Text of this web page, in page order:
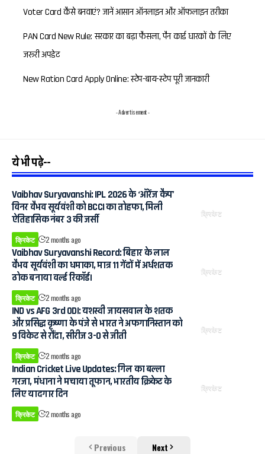
Voter Card कैसे बनवाएं? जानें आसान ऑनलाइन और ऑफलाइन तरीका
PAN Card New Rule: सरकार का बड़ा फैसला, पैन कार्ड धारकों के लिए
जरूरी अपडेट
New Ration Card Apply Online: स्टेप-बाय-स्टेप पूरी जानकारी
- Advertisement -
ये भी पढ़े--
क्रिकेट
Vaibhav Suryavanshi: IPL 2026 के ‘ऑरेंज कैप’
विनर वैभव सूर्यवंशी को BCCI का तोहफा, मिली
ऐतिहासिक नंबर 3 की जर्सी
क्रिकेट 2 months ago
क्रिकेट
Vaibhav Suryavanshi Record: बिहार के लाल
वैभव सूर्यवंशी का धमाका, मात्र 11 गेंदों में अर्धशतक
ठोक बनाया वर्ल्ड रिकॉर्ड।
क्रिकेट 2 months ago
क्रिकेट
IND vs AFG 3rd ODI: यशस्वी जायसवाल के शतक
और प्रसिद्ध कृष्णा के पंजे से भारत ने अफगानिस्तान को
9 विकेट से रौंदा, सीरीज 3-0 से जीती
क्रिकेट 2 months ago
क्रिकेट
Indian Cricket Live Updates: गिल का बल्ला
गरजा, मंधाना ने मचाया तूफान, भारतीय क्रिकेट के
लिए यादगार दिन
क्रिकेट 2 months ago
Previous Next